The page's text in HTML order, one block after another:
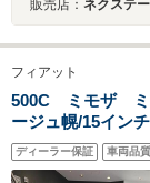
販売店： ネクステ
フィアット
500C ミモザ ミ
ージュ幌/15イン
ト/ETC/純正AWあ
ディーラー保証 車両品